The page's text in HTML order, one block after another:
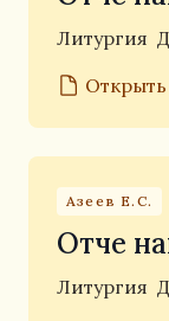
Литургия
Азеев Е.С.
Отче
Литургия